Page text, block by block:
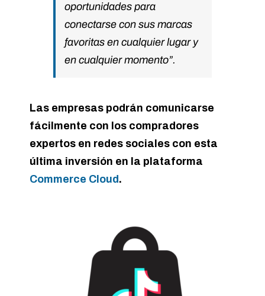
oportunidades para
conectarse con sus marcas
favoritas en cualquier lugar y
en cualquier momento”.
Las empresas podrán comunicarse
fácilmente con los compradores
expertos en redes sociales con esta
última inversión en la plataforma
Commerce Cloud .